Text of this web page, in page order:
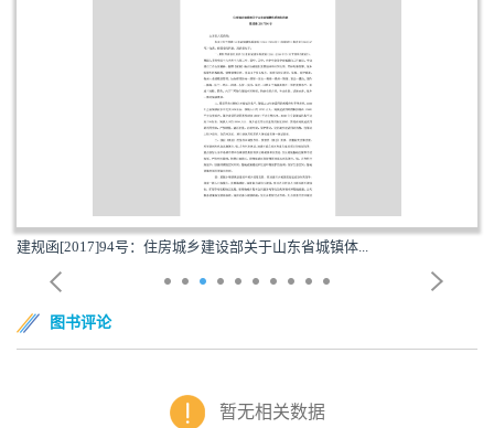
建规函[2017]94号：住房城乡建设部关于山东省城镇体...
图书评论
暂无相关数据